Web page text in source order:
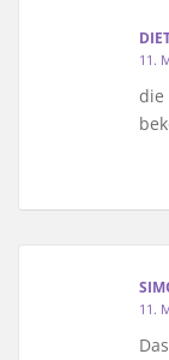
11.
die
11.